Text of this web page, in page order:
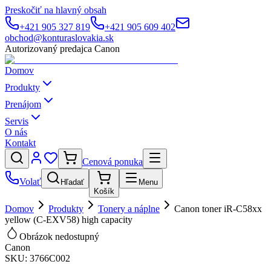
Preskočiť na hlavný obsah
+421 905 327 819
+421 905 609 402
obchod@konturaslovakia.sk
Autorizovaný predajca Canon
Domov
Produkty
Prenájom
Servis
O nás
Kontakt
Cenová ponuka
Volať
Hľadať
Košík
Menu
Domov Produkty Tonery a náplne
Canon toner iR-C58xx
yellow (C-EXV58) high capacity
Obrázok nedostupný
Canon
SKU: 3766C002